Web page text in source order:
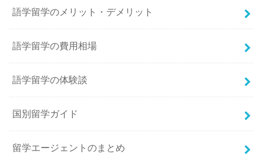
語学留学のメリット・デメリット
語学留学の費用相場
語学留学の体験談
国別留学ガイド
留学エージェントのまとめ